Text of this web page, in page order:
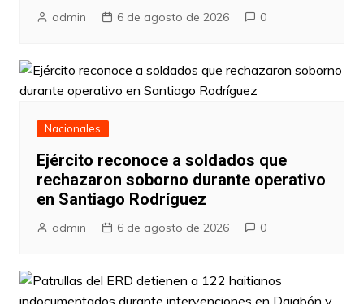
admin 6 de agosto de 2026 0
Nacionales
Ejército reconoce a soldados que
rechazaron soborno durante operativo
en Santiago Rodríguez
admin 6 de agosto de 2026 0